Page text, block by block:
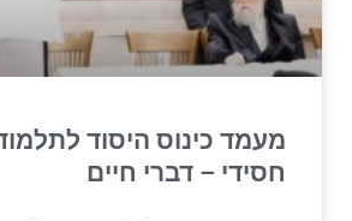
מעמד כינוס היסוד
חסידי – דברי חיים